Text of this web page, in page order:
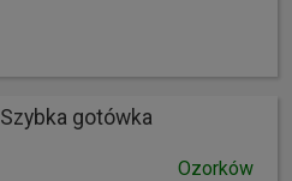
Szybka gotówka
Ozorków